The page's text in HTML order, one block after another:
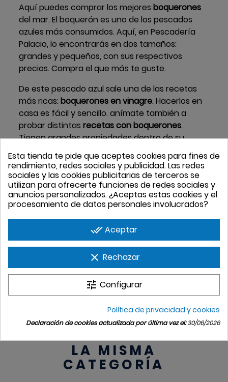
Aquí puedes comprar los mejoresboquerones
del mar. El boquerón es uno de los pescados
azules más consumidos. Aquí, en Pescadería
Palacio, lo encontrarás en dos tamaños:
grandes y pequeños, con sus respectivos
precios. Compra el que más te guste.
De este pescado azul sale una de las recetas
más ricas:boquerones en vinagre. Hacerlos en
casa es fácil y sencillo. anímate también a
probar distintasrecetas con boquerones.
Tienen grandes propiedades dentro de su
carne blanca y textura suave.
Anímate a realizar tu compra de boquerones a
través de nuestra página web. Tenemos envíos
de hasta 24 horas. Y si te dedicas a la hostelería
y tienes un local, Pescadería Palacio puede
abastecerte con este pescado y muchos más.
Si lo prefieres, consúltanos.
4 PRODUCTOS EN
LA MISMA
CATEGORÍA
Esta tienda te pide que aceptes cookies para fines de
rendimiento, redes sociales y publicidad. Las redes
sociales y las cookies publicitarias de terceros se
utilizan para ofrecerte funciones de redes sociales y
anuncios personalizados. ¿Aceptas estas cookies y el
procesamiento de datos personales involucrados?
done_allAceptar
clear Rechazar
tune Configurar
Política de privacidad y cookies
Declaración de cookies actualizada por última vez el:30/06/2026